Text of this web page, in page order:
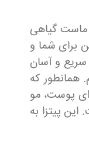
در هر برش است! روی آن را با ماست گیاهی
برای شما و
سریع و آسان
همانطور که
پوست، مو
است. این پیتزا به